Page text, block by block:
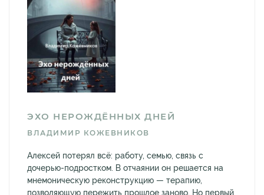
ЭХО НЕРОЖДЁННЫХ ДНЕЙ
ВЛАДИМИР КОЖЕВНИКОВ
Алексей потерял всё: работу, семью, связь с
дочерью-подростком. В отчаянии он решается на
мнемоническую реконструкцию — терапию,
позволяющую пережить прошлое заново. Но первый